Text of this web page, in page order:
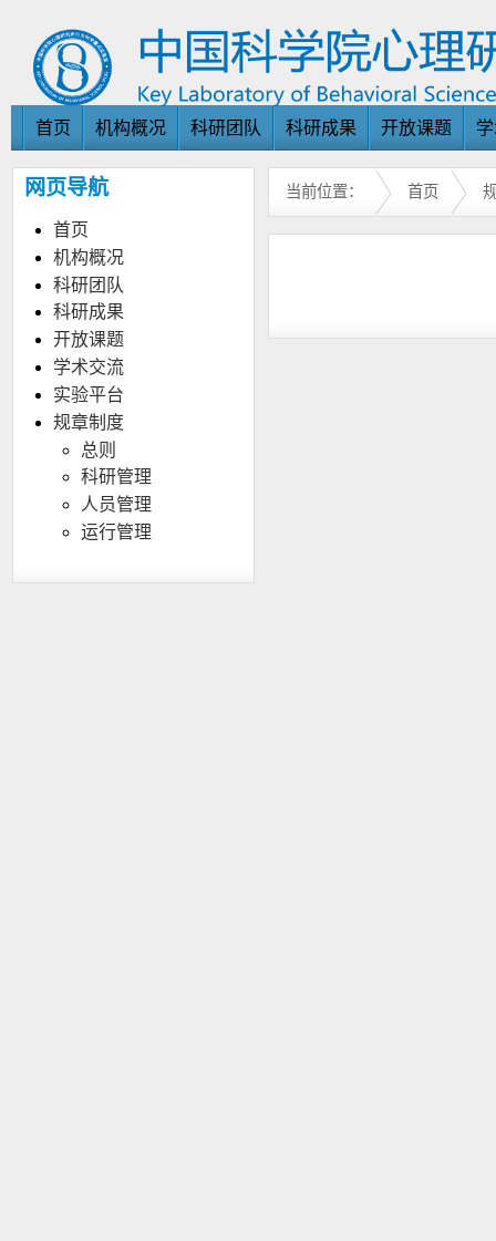
首页 机构概况 科研团队 科研成果 开放课题
当前位置： 首页
网页导航
首页
机构概况
科研团队
科研成果
开放课题
学术交流
实验平台
规章制度
总则
科研管理
人员管理
运行管理